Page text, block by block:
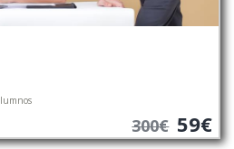
300€ 59€